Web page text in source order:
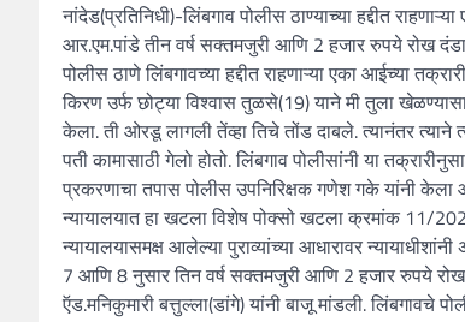
नांदेड(प्रतिनिधी)-लिंबगाव पोलीस ठाण्याच्या हद्दीत
आर.एम.पांडे तीन वर्ष सक्तमजुरी आणि 2 हजार रुपये रोख
पोलीस ठाणे लिंबगावच्या हद्दीत राहणाऱ्या एका आईच्या
किरण उर्फ छोट्या विश्वास तुळसे(19) याने मी तुला
केला. ती ओरडू लागली तेंव्हा तिचे तोंड दाबले. त्यानंतर त्याने
पती कामासाठी गेलो होतो. लिंबगाव पोलीसांनी या
प्रकरणाचा तपास पोलीस उपनिरिक्षक गणेश गके यांनी केला
न्यायालयात हा खटला विशेष पोक्सो खटला क्रमांक 11/
न्यायालयासमक्ष आलेल्या पुराव्यांच्या आधारावर
7 आणि 8 नुसार तिन वर्ष सक्तमजुरी आणि 2 हजार रुपये रोख
ऍड.मनिकुमारी बत्तुल्ला(डांगे) यांनी बाजू मांडली. लिंबगावचे